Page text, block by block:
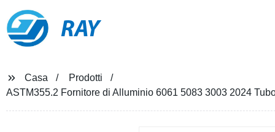
RAY
Casa
Prodotti
ASTM355.2 Fornitore di Alluminio 6061 5083 3003 2024